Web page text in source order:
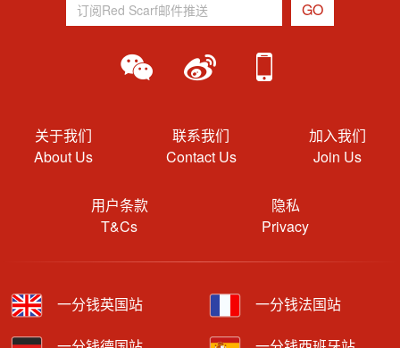
关于我们
About Us
联系我们
Contact Us
加入我们
Join Us
用户条款
T&Cs
隐私
Privacy
一分钱英国站 一分钱法国站